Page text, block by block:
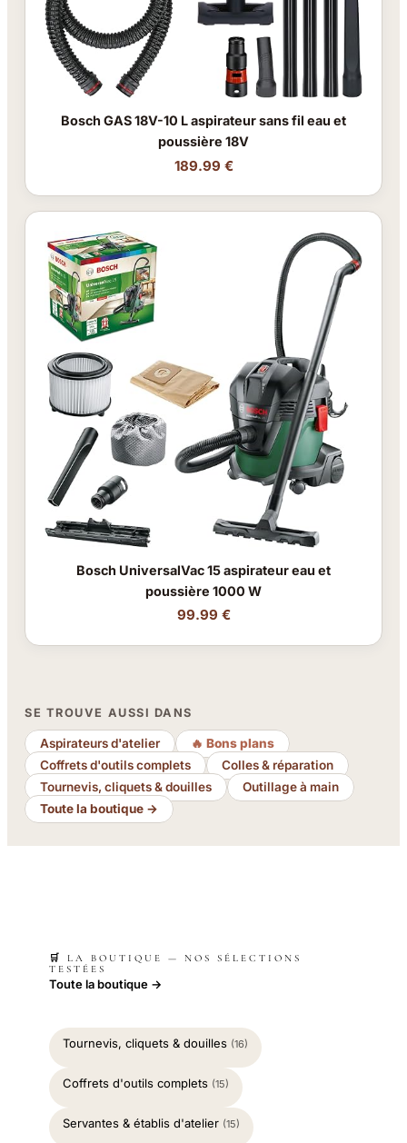
Bosch GAS 18V-10 L aspirateur sans fil eau et
poussière 18V
189.99 €
Bosch UniversalVac 15 aspirateur eau et
poussière 1000 W
99.99 €
SE TROUVE AUSSI DANS
Aspirateurs d'atelier
🔥 Bons plans
Coffrets d'outils complets
Colles & réparation
Tournevis, cliquets & douilles
Outillage à main
Toute la boutique →
🛒 LA BOUTIQUE — NOS SÉLECTIONS
TESTÉES
Toute la boutique →
Tournevis, cliquets & douilles (16)
Coffrets d'outils complets (15)
Servantes & établis d'atelier (15)